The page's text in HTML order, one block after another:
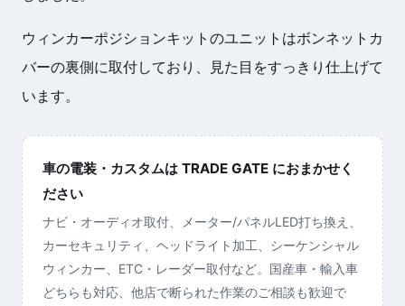
ウィンカーポジションキットのユニットはボンネットカ
バーの裏側に取付しており、見た目をすっきり仕上げて
います。
車の電装・カスタムは TRADE GATE におまかせく
ださい
ナビ・オーディオ取付、メーター/パネルLED打ち換え、
カーセキュリティ、ヘッドライト加工、シーケンシャル
ウィンカー、ETC・レーダー取付など。国産車・輸入車
どちらも対応、他店で断られた作業のご相談も歓迎で